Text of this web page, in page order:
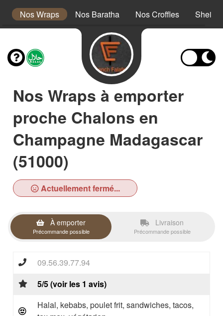
Nos Wraps Nos Baratha Nos Croffles
Nos Wraps à emporter
proche Chalons en
Champagne Madagascar
(51000)
Actuellement fermé...
À emporter
Précommande possible
Livraison
Précommande possible
09.56.39.77.94
5/5 (voir les 1 avis)
Halal, kebabs, poulet frit, sandwiches, tacos,